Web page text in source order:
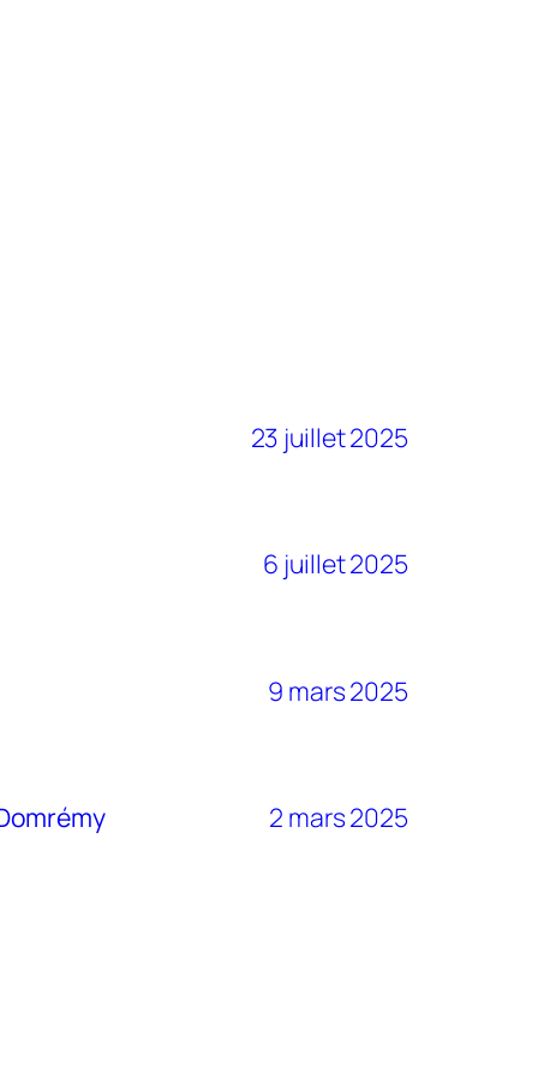
23 juillet 2025
6 juillet 2025
9 mars 2025
2 mars 2025